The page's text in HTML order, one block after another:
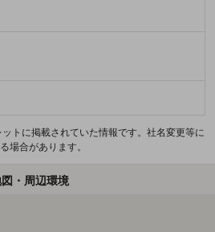
トに掲載されていた情報です。社名変更等に
場合があります。
・周辺環境